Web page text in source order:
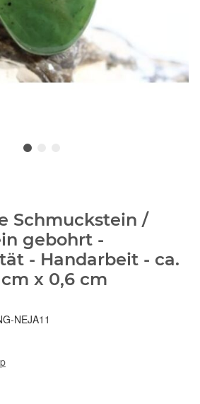
Schmuckstein /
gebohrt -
- Handarbeit - ca.
x 0,6 cm
NEJA11